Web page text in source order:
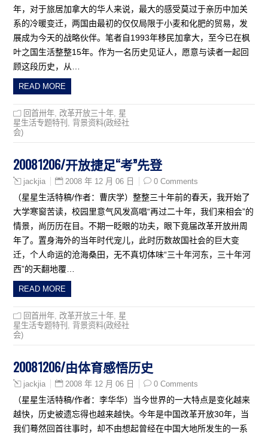
年，对于旅居加拿大的华人来说，最大的感受莫过于亲历中加关
系的冷暖变迁，两国由最初的仅仅局限于小麦和化肥的贸易，发
展成为今天的战略伙伴。笔者自1993年移民加拿大，至今已在枫
叶之国生活整整15年。作为一名历史见证人，愿意与读者一起回
顾这段历史，从…
READ MORE
回首卅年 改革开放三十年 星
星生活专题特刊
背景资料(政经社
会)
20081206/开放捷足“考”先登
jackjia 2008 年 12 月 06 日 0 Comments
（星星生活特稿/作者：曹庆学）整整三十年前的春天，我开始了
大学寒窗苦读，校园里意气风发高唱“再过二十年，我们来相会”的
情景，尚历历在目。不期一眨眼的功夫，眼下竟届改革开放卅周
年了。置身海外的当年时代宠儿，此时历数故国社会的巨大变
迁，个人命运的沧海桑田，无不真切体味“三十年河东，三十年河
西”的天翻地覆…
READ MORE
回首卅年 改革开放三十年 星
星生活专题特刊
背景资料(政经社
会)
20081206/由体育感悟历史
jackjia 2008 年 12 月 06 日 0 Comments
（星星生活特稿/作者：李华华）当今世界的一大特点是变化越来
越快，历史被遗忘得也越来越快。今年是中国改革开放30年，当
我们蓦然回首往事时，却不由想起曾经在中国大地所发生的一系